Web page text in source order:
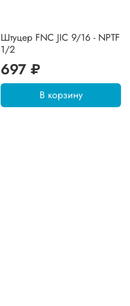
Штуцер FNC JIC 9/16 - NPTF
1/2
697 ₽
В корзину